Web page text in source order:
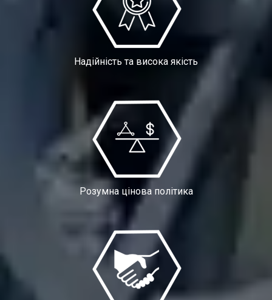
Надійність та висока якість
Розумна цінова політика